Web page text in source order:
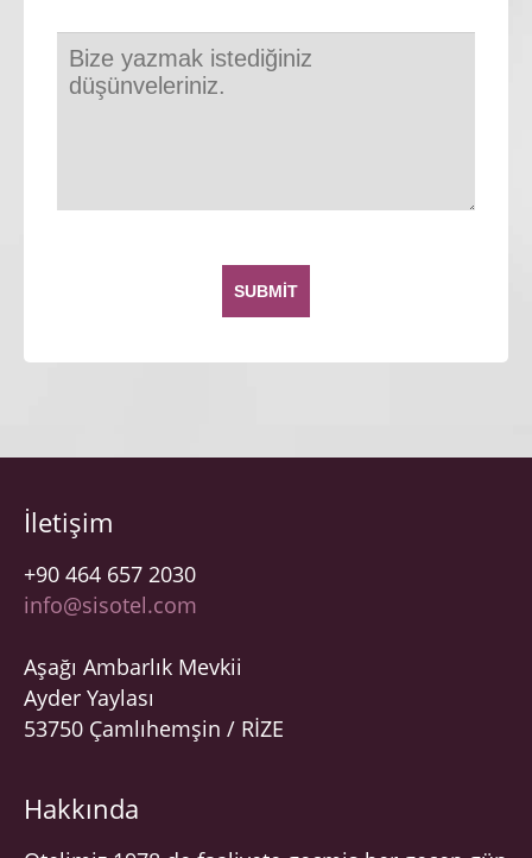
İletişim
+90 464 657 2030
info@sisotel.com
Aşağı Ambarlık Mevkii
Ayder Yaylası
53750 Çamlıhemşin / RİZE
Hakkında